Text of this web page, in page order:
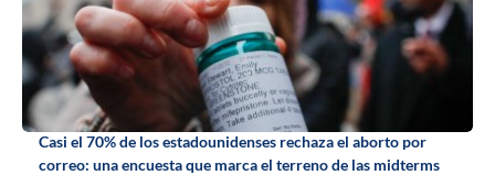
Casi el 70% de los estadounidenses rechaza el aborto por
correo: una encuesta que marca el terreno de las midterms